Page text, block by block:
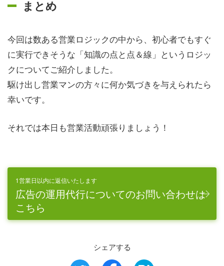
まとめ
今回は数ある営業ロジックの中から、初心者でもすぐ
に実行できそうな「知識の点と点＆線」というロジッ
クについてご紹介しました。
駆け出し営業マンの方々に何か気づきを与えられたら
幸いです。
それでは本日も営業活動頑張りましょう！
1営業日以内に返信いたします
広告の運用代行についてのお問い合わせは
こちら
シェアする